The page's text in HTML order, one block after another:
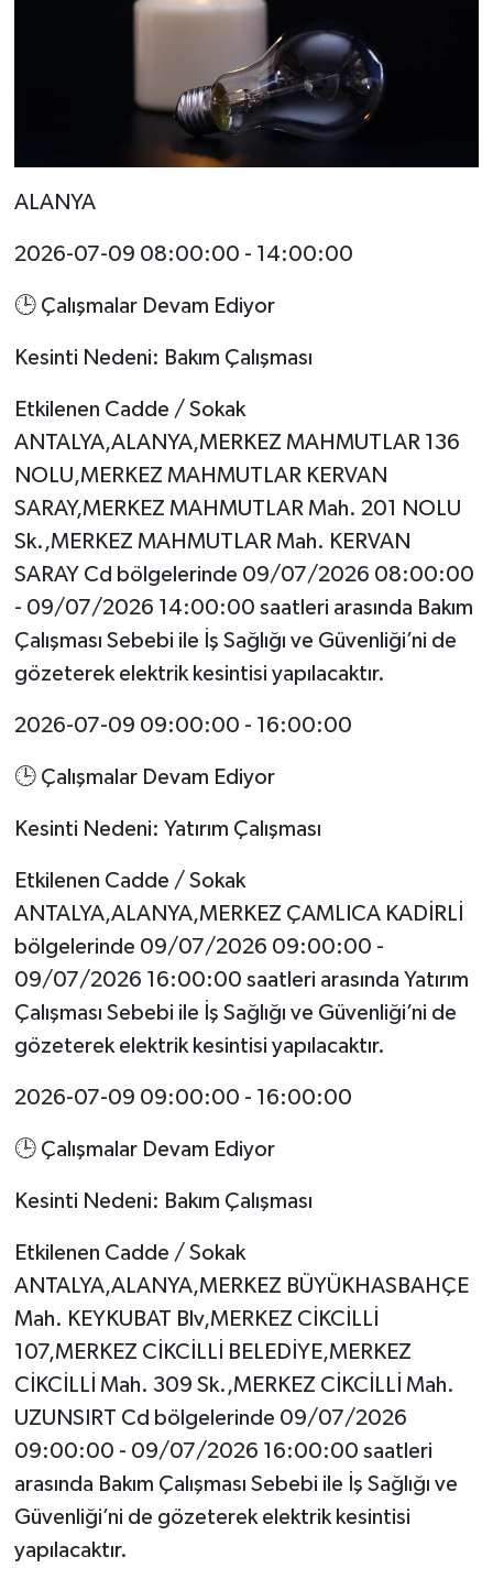
ALANYA
2026-07-09 08:00:00 - 14:00:00
🕒 Çalışmalar Devam Ediyor
Kesinti Nedeni: Bakım Çalışması
Etkilenen Cadde / Sokak
ANTALYA,ALANYA,MERKEZ MAHMUTLAR 136
NOLU,MERKEZ MAHMUTLAR KERVAN
SARAY,MERKEZ MAHMUTLAR Mah. 201 NOLU
Sk.,MERKEZ MAHMUTLAR Mah. KERVAN
SARAY Cd bölgelerinde 09/07/2026 08:00:00
- 09/07/2026 14:00:00 saatleri arasında Bakım
Çalışması Sebebi ile İş Sağlığı ve Güvenliği’ni de
gözeterek elektrik kesintisi yapılacaktır.
2026-07-09 09:00:00 - 16:00:00
🕒 Çalışmalar Devam Ediyor
Kesinti Nedeni: Yatırım Çalışması
Etkilenen Cadde / Sokak
ANTALYA,ALANYA,MERKEZ ÇAMLICA KADİRLİ
bölgelerinde 09/07/2026 09:00:00 -
09/07/2026 16:00:00 saatleri arasında Yatırım
Çalışması Sebebi ile İş Sağlığı ve Güvenliği’ni de
gözeterek elektrik kesintisi yapılacaktır.
2026-07-09 09:00:00 - 16:00:00
🕒 Çalışmalar Devam Ediyor
Kesinti Nedeni: Bakım Çalışması
Etkilenen Cadde / Sokak
ANTALYA,ALANYA,MERKEZ BÜYÜKHASBAHÇE
Mah. KEYKUBAT Blv,MERKEZ CİKCİLLİ
107,MERKEZ CİKCİLLİ BELEDİYE,MERKEZ
CİKCİLLİ Mah. 309 Sk.,MERKEZ CİKCİLLİ Mah.
UZUNSIRT Cd bölgelerinde 09/07/2026
09:00:00 - 09/07/2026 16:00:00 saatleri
arasında Bakım Çalışması Sebebi ile İş Sağlığı ve
Güvenliği’ni de gözeterek elektrik kesintisi
yapılacaktır.